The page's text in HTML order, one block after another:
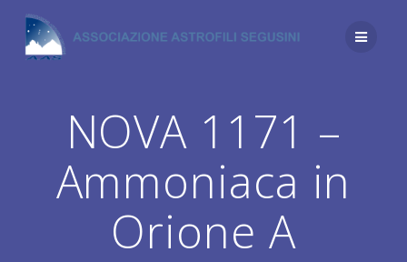
contenuto
NOVA 1171 –
Ammoniaca in
Orione A